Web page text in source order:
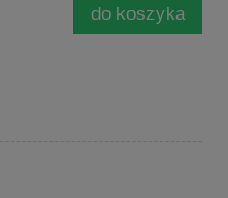
do koszyka